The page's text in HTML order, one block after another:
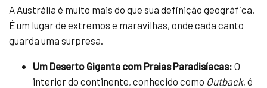
A Austrália é muito mais do que sua definição geográfica.
É um lugar de extremos e maravilhas, onde cada canto
guarda uma surpresa.
Um Deserto Gigante com Praias Paradisíacas: O
interior do continente, conhecido como Outback, é